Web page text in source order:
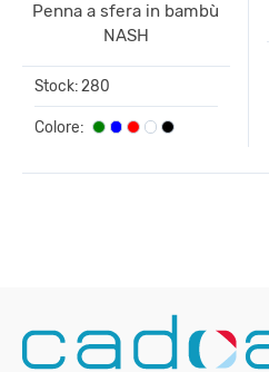
Penna a sfera in bambù
NASH
Stock: 280
Colore: